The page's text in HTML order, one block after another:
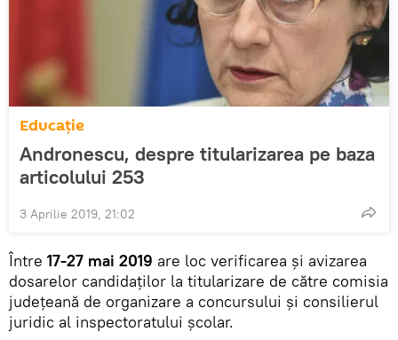
Educație
Andronescu, despre titularizarea pe baza
articolului 253
3 Aprilie 2019, 21:02
Între 17-27 mai 2019 are loc verificarea și avizarea
dosarelor candidaților la titularizare de către comisia
județeană de organizare a concursului și consilierul
juridic al inspectoratului școlar.